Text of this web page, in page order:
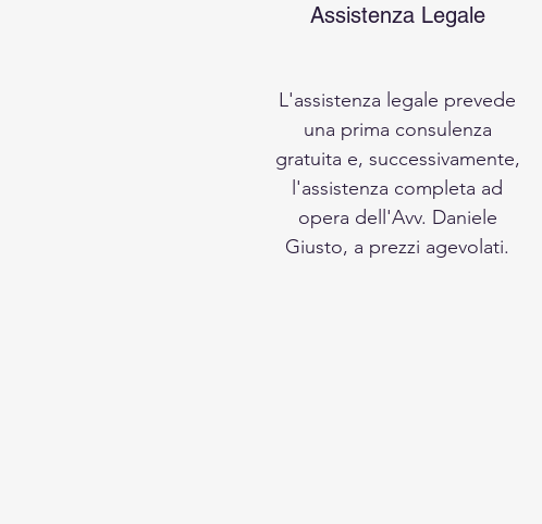
Assistenza Legale
L'assistenza legale prevede
una prima consulenza
gratuita e, successivamente,
l'assistenza completa ad
opera dell'Avv. Daniele
Giusto, a prezzi agevolati.